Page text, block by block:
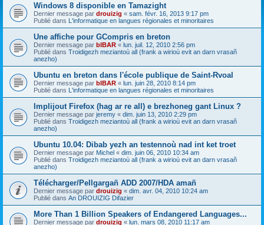
Windows 8 disponible en Tamazight
Dernier message par drouizig « sam. févr. 16, 2013 9:17 pm
Publié dans L'informatique en langues régionales et minoritaires
Une affiche pour GCompris en breton
Dernier message par bIBAR « lun. juil. 12, 2010 2:56 pm
Publié dans Troidigezh meziantoù all (frank a wirioù evit an darn vrasañ
anezho)
Ubuntu en breton dans l'école publique de Saint-Rvoal
Dernier message par bIBAR « lun. juin 28, 2010 8:14 pm
Publié dans L'informatique en langues régionales et minoritaires
Implijout Firefox (hag ar re all) e brezhoneg gant Linux ?
Dernier message par jeremy « dim. juin 13, 2010 2:29 pm
Publié dans Troidigezh meziantoù all (frank a wirioù evit an darn vrasañ
anezho)
Ubuntu 10.04: Dibab yezh an testennoù nad int ket troet
Dernier message par Michel « dim. juin 06, 2010 10:34 am
Publié dans Troidigezh meziantoù all (frank a wirioù evit an darn vrasañ
anezho)
Télécharger/Pellgargañ ADD 2007/HDA amañ
Dernier message par drouizig « dim. avr. 04, 2010 10:24 am
Publié dans An DROUIZIG Difazier
More Than 1 Billion Speakers of Endangered Languages...
Dernier message par drouizig « lun. mars 08, 2010 11:17 am